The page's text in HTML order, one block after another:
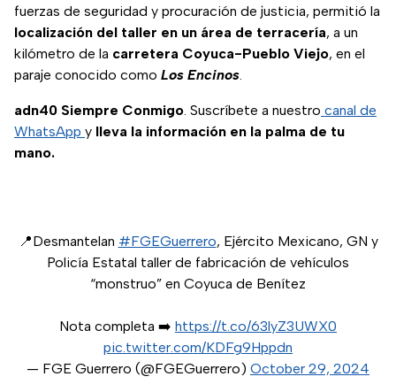
fuerzas de seguridad y procuración de justicia, permitió la
localización del taller en un área de terracería, a un
kilómetro de la carretera Coyuca-Pueblo Viejo, en el
paraje conocido como Los Encinos.
adn40 Siempre Conmigo. Suscríbete a nuestro canal de
WhatsApp y lleva la información en la palma de tu
mano.
📍Desmantelan #FGEGuerrero, Ejército Mexicano, GN y
Policía Estatal taller de fabricación de vehículos
“monstruo” en Coyuca de Benítez
Nota completa ➡️ https://t.co/63lyZ3UWX0
pic.twitter.com/KDFg9Hppdn
— FGE Guerrero (@FGEGuerrero) October 29, 2024